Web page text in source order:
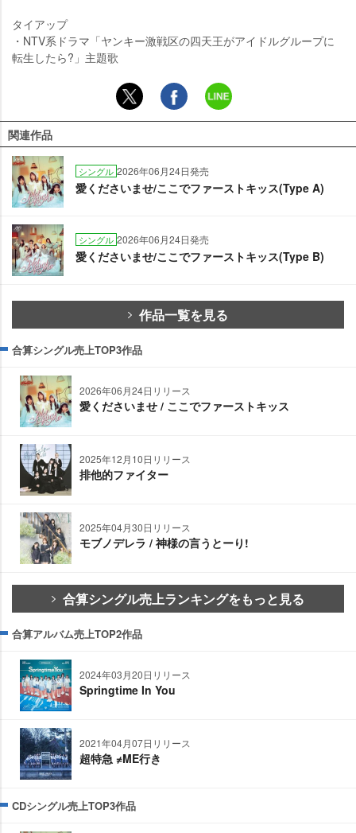
タイアップ
・NTV系ドラマ「ヤンキー激戦区の四天王がアイドルグループに
転生したら?」主題歌
関連作品
シングル 2026年06月24日発売
愛くださいませ/ここでファーストキッス(Type A)
シングル 2026年06月24日発売
愛くださいませ/ここでファーストキッス(Type B)
作品一覧を見る
合算シングル売上TOP3作品
2026年06月24日リリース
愛くださいませ / ここでファーストキッス
2025年12月10日リリース
排他的ファイター
2025年04月30日リリース
モブノデレラ / 神様の言うとーり!
合算シングル売上ランキングをもっと見る
合算アルバム売上TOP2作品
2024年03月20日リリース
Springtime In You
2021年04月07日リリース
超特急 ≠ME行き
CDシングル売上TOP3作品